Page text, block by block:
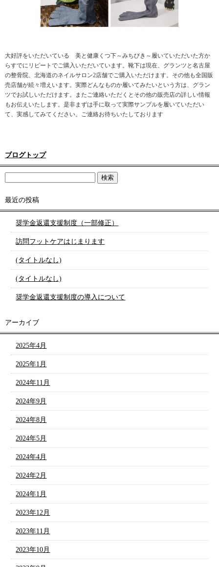
大好評をいただいている 美と健康くつ下～みちびき～履いていただいた方か
らすでにリピートでご購入いただいています。靴下は現在、グランツと名古屋
の整骨院、北海道のネイルサロン2店舗でご購入いただけます。その他も全国販
売店舗が続々増えいます。実際どんなものか履いてみたいという方は、グラン
ツでお試しいただけます。またご連絡いただくとその他の販売店の詳しい情報
もお伝えいたします。是非まずは手に取って実際サンプルを履いていただい
て、実感してみてください。ご連絡お待ちいたしております
ブログトップ
最近の投稿
奨学金返還支援制度（一部修正）
訪問フットケアはじまります
(タイトルなし)
(タイトルなし)
奨学金返還支援制度の導入について
アーカイブ
2025年4月
2025年1月
2024年11月
2024年9月
2024年8月
2024年5月
2024年4月
2024年2月
2024年1月
2023年12月
2023年11月
2023年10月